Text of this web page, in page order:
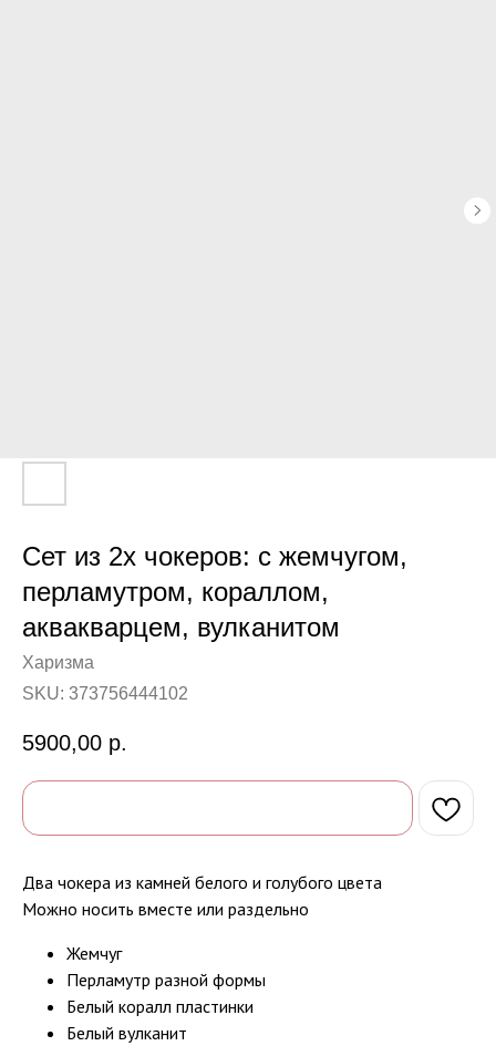
Сет из 2х чокеров: с жемчугом,
перламутром, кораллом,
аквакварцем, вулканитом
Харизма
SKU: 373756444102
5900,00 р.
Два чокера из камней белого и голубого цвета
Можно носить вместе или раздельно
Жемчуг
Перламутр разной формы
Белый коралл пластинки
Белый вулканит